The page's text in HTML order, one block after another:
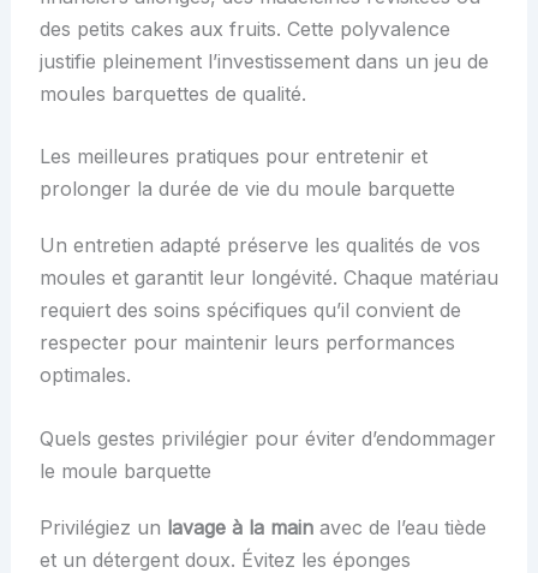
des petits cakes aux fruits. Cette polyvalence
justifie pleinement l’investissement dans un jeu de
moules barquettes de qualité.
Les meilleures pratiques pour entretenir et
prolonger la durée de vie du moule barquette
Un entretien adapté préserve les qualités de vos
moules et garantit leur longévité. Chaque matériau
requiert des soins spécifiques qu’il convient de
respecter pour maintenir leurs performances
optimales.
Quels gestes privilégier pour éviter d’endommager
le moule barquette
Privilégiez un lavage à la mainavec de l’eau tiède
et un détergent doux. Évitez les éponges